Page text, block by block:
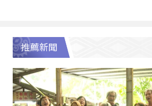
推薦新聞